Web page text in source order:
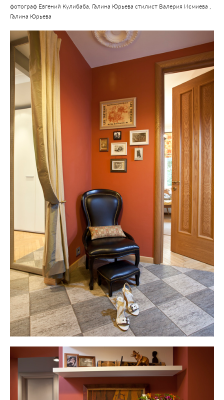
фотограф Евгений Кулибаба, Галина Юрьева стилист Валерия Исмиева ,
Галина Юрьева